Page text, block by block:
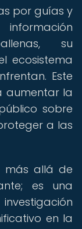
por guías y
su
ecosistema
Este
aumentar la
sobre
a las
más allá de
es una
en la